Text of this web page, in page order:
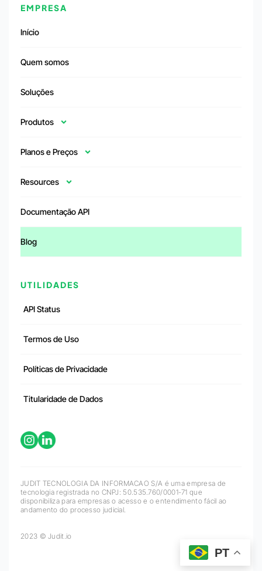
EMPRESA
Início
Quem somos
Soluções
Produtos
Planos e Preços
Resources
Documentação API
Blog
UTILIDADES
API Status
Termos de Uso
Políticas de Privacidade
Titularidade de Dados
JUDIT TECNOLOGIA DA INFORMACAO S/A é uma empresa de
tecnologia registrada no CNPJ: 50.535.760/0001-71 que
disponibiliza para empresas o acesso e o entendimento fácil ao
andamento do processo judicial.
2023 © Judit.io
PT